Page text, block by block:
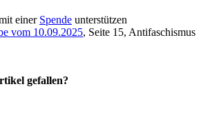
einer Spende unterstützen
vom 10.09.2025, Seite 15, Antifaschismus
gefallen?